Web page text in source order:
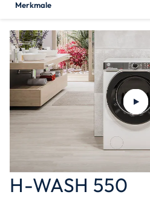
Merkmale
H-WASH 550